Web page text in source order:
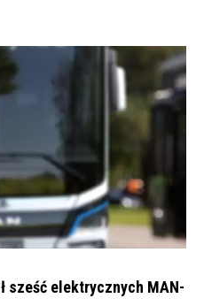
sześć elektrycznych MAN-